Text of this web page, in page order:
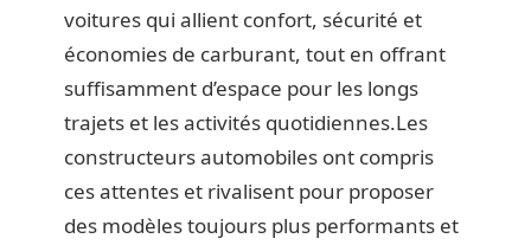
voitures qui allient confort, sécurité et
économies de carburant, tout en offrant
suffisamment d’espace pour les longs
trajets et les activités quotidiennes.Les
constructeurs automobiles ont compris
ces attentes et rivalisent pour proposer
des modèles toujours plus performants et